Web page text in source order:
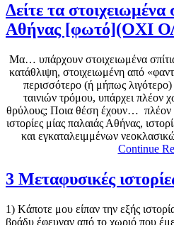
Δείτε τα
Αθήνας [φωτό](ΟΧΙ
Μα… υπάρχουν στοιχειωμένα
κατάθλιψη, στοιχειωμένη από
περισσότερο (ή μήπως
ταινιών τρόμου, υπάρχει πλέον
θρύλους; Ποια θέση έχουν… πλέον
ιστορίες μίας παλαιάς Αθήνας,
και εγκαταλειμμένων
Continue
3 Μεταφυσικές
1) Kάποτε μου είπαν την εξής
βράδυ έφευγαν από το χωριό που